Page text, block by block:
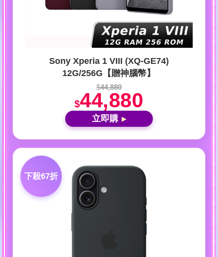
Sony Xperia 1 VIII (XQ-GE74)
12G/256G【贈神腦幣】
$44,880
$44,880
立即購 ▶
下殺67折